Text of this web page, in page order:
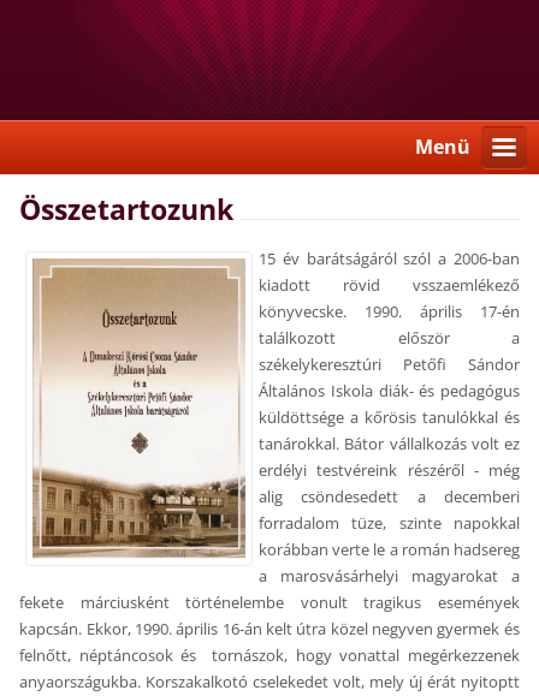
Menü
Összetartozunk
15 év barátságáról szól a 2006-ban
kiadott rövid vsszaemlékező
könyvecske. 1990. április 17-én
találkozott először a
székelykeresztúri Petőfi Sándor
Általános Iskola diák- és pedagógus
küldöttsége a kőrösis tanulókkal és
tanárokkal. Bátor vállalkozás volt ez
erdélyi testvéreink részéről - még
alig csöndesedett a decemberi
forradalom tüze, szinte napokkal
korábban verte le a román hadsereg
a marosvásárhelyi magyarokat a
fekete márciusként történelembe vonult tragikus események
kapcsán. Ekkor, 1990. április 16-án kelt útra közel negyven gyermek és
felnőtt, néptáncosok és tornászok, hogy vonattal megérkezzenek
anyaországukba. Korszakalkotó cselekedet volt, mely új érát nyitoptt